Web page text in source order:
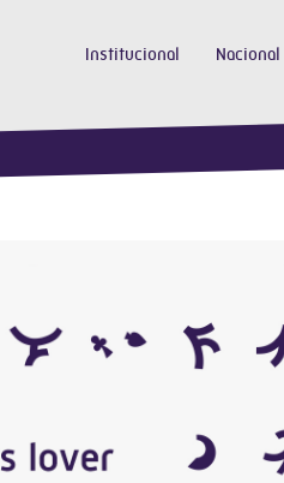
Institucional Nacional